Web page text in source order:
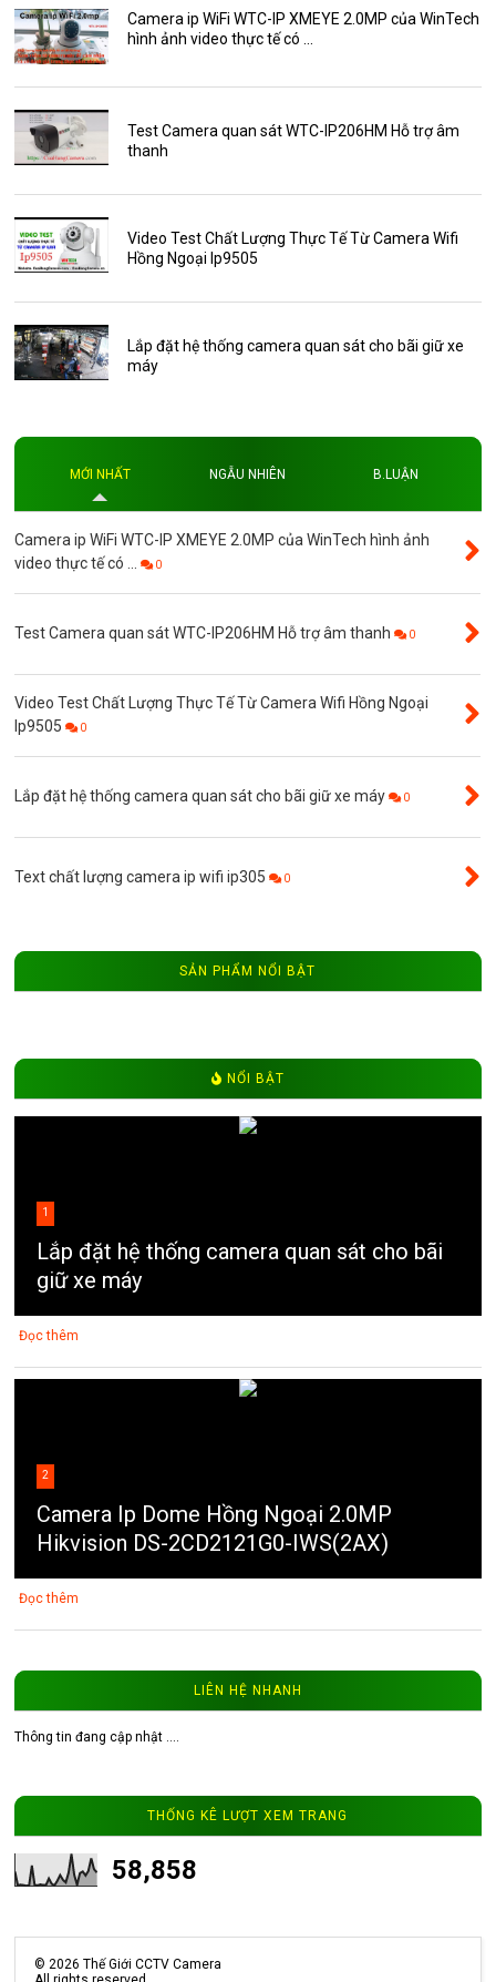
Bộ Camera Quan sát
Camera Zoom
HDParagon
Phụ Kiện Điện Thoại AKwell
Pin Sạc dự phòng AKwell
Thông báo
Thẻ nhớ 16GB
Thẻ nhớ 32GB
Thẻ nhớ 64GB
Thẻ nhớ AKwell
Thủ thuật
Độ phân giải
Độ phân giải 4MP
Camera ip WiFi WTC-IP XMEYE 2.0MP của WinTech
hình ảnh video thực tế có ...
Test Camera quan sát WTC-IP206HM Hỗ trợ âm
thanh
Video Test Chất Lượng Thực Tế Từ Camera Wifi
Hồng Ngoại Ip9505
Lắp đặt hệ thống camera quan sát cho bãi giữ xe
máy
MỚI NHẤT NGẪU NHIÊN B.LUẬN
Camera ip WiFi WTC-IP XMEYE 2.0MP của WinTech hình ảnh
video thực tế có ...
0
Test Camera quan sát WTC-IP206HM Hỗ trợ âm thanh 0
Video Test Chất Lượng Thực Tế Từ Camera Wifi Hồng Ngoại
Ip9505
0
Lắp đặt hệ thống camera quan sát cho bãi giữ xe máy 0
Text chất lượng camera ip wifi ip305 0
SẢN PHẨM NỔI BẬT
NỔI BẬT
1
Lắp đặt hệ thống camera quan sát cho bãi
giữ xe máy
Đọc thêm
2
Camera Ip Dome Hồng Ngoại 2.0MP
Hikvision DS-2CD2121G0-IWS(2AX)
Đọc thêm
3
phân giải 4MP
Đọc thêm
LIÊN HỆ NHANH
Thông tin đang cập nhật ....
THỐNG KÊ LƯỢT XEM TRANG
58,858
© 2026 Thế Giới CCTV Camera